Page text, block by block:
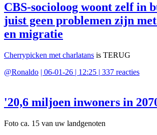
CBS-socioloog woont zelf in
juist geen problemen zijn
en migratie
Cherrypicken met charlatans is TERUG
@Ronaldo | 06-01-26 | 12:25 | 337 reacties
'20,6 miljoen inwoners in
Foto ca. 15 van uw landgenoten